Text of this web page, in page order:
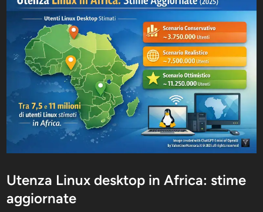
Utenza Linux desktop in Africa: stime
aggiornate